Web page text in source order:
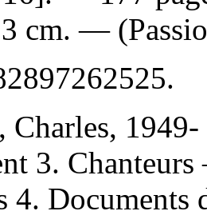
cm. —
.
Charles,
3.
4. Documents